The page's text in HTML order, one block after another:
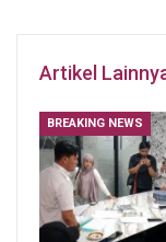
Artikel
BREAKING NEWS